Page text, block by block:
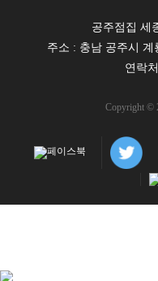
공주점집 세
주소 : 충남 공주시 계
연락
Copyright ©